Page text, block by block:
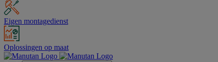
Eigen montagedienst
Oplossingen op maat